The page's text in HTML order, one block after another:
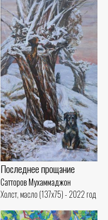
Последнее прощание
Сатторов Мухаммаджон
Холст, масло (137x75) - 2022 год